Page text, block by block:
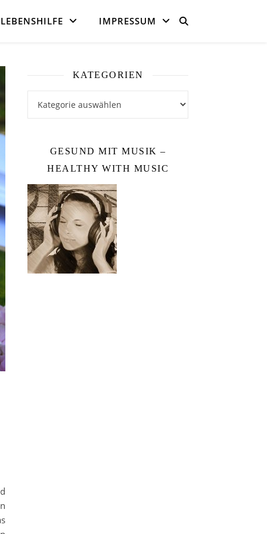
LEBENSHILFE IMPRESSUM
KATEGORIEN
GESUND MIT MUSIK –
HEALTHY WITH MUSIC